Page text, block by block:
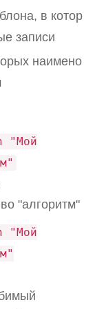
в котор
записи
наимено
"Мой
"алгоритм"
"Мой